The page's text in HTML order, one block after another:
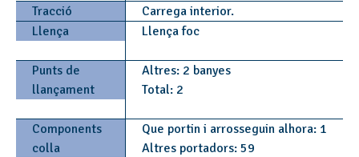
Tracció
Carrega interior.
Llença
Llença foc
Punts de
llançament
Altres: 2 banyes
Total: 2
Components
colla
Que portin i arrosseguin alhora: 1
Altres portadors: 59